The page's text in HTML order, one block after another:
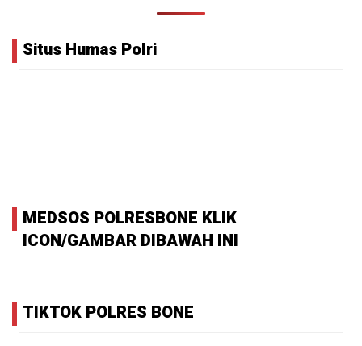
Situs Humas Polri
MEDSOS POLRESBONE KLIK
ICON/GAMBAR DIBAWAH INI
TIKTOK POLRES BONE